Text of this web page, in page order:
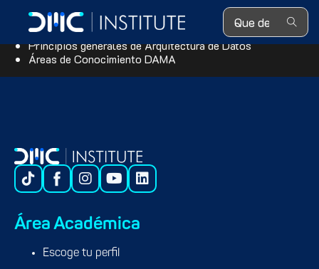
Search ...
Marcos de Trabajo de Arquitectura de Datos(TOGAF,
COBIT)
Principios generales de Arquitectura de Datos
Áreas de Conocimiento DAMA
Área Académica
Escoge tu perfil